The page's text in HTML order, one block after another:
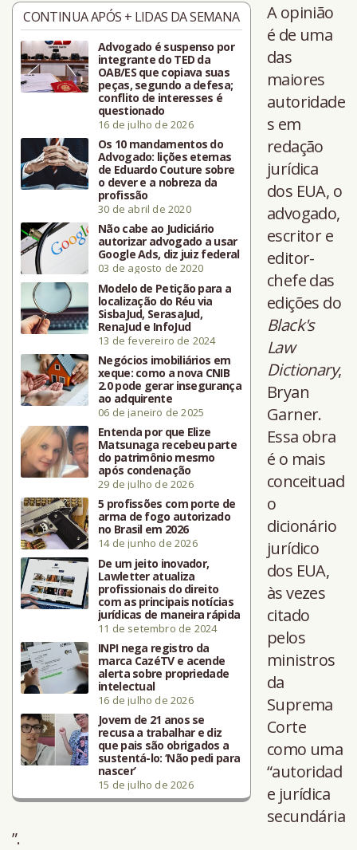
CONTINUA APÓS + LIDAS DA SEMANA
Advogado é suspenso por
integrante do TED da
OAB/ES que copiava suas
peças, segundo a defesa;
conflito de interesses é
questionado
16 de julho de 2026
Os 10 mandamentos do
Advogado: lições eternas
de Eduardo Couture sobre
o dever e a nobreza da
profissão
30 de abril de 2020
Não cabe ao Judiciário
autorizar advogado a usar
Google Ads, diz juiz federal
03 de agosto de 2020
Modelo de Petição para a
localização do Réu via
SisbaJud, SerasaJud,
RenaJud e InfoJud
13 de fevereiro de 2024
Negócios imobiliários em
xeque: como a nova CNIB
2.0 pode gerar insegurança
ao adquirente
06 de janeiro de 2025
Entenda por que Elize
Matsunaga recebeu parte
do patrimônio mesmo
após condenação
29 de julho de 2026
5 profissões com porte de
arma de fogo autorizado
no Brasil em 2026
14 de junho de 2026
De um jeito inovador,
Lawletter atualiza
profissionais do direito
com as principais notícias
jurídicas de maneira rápida
11 de setembro de 2024
INPI nega registro da
marca CazéTV e acende
alerta sobre propriedade
intelectual
16 de julho de 2026
Jovem de 21 anos se
recusa a trabalhar e diz
que pais são obrigados a
sustentá-lo: ‘Não pedi para
nascer’
15 de julho de 2026
A opinião
é de uma
das
maiores
autoridade
s em
redação
jurídica
dos EUA, o
advogado,
escritor e
editor-
chefe das
edições do
Black's
Law
Dictionary,
Bryan
Garner.
Essa obra
é o mais
conceituad
o
dicionário
jurídico
dos EUA,
às vezes
citado
pelos
ministros
da
Suprema
Corte
como uma
“autoridad
e jurídica
secundária
”.